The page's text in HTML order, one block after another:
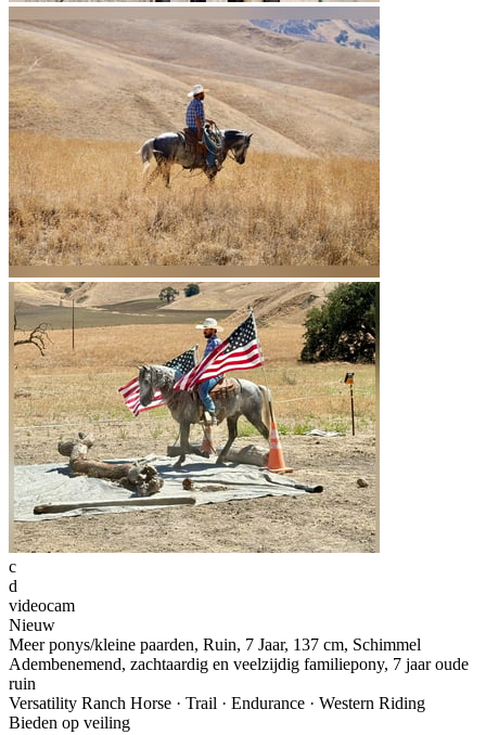
c
d
videocam
Nieuw
Meer ponys/kleine paarden, Ruin, 7 Jaar, 137 cm, Schimmel
Adembenemend, zachtaardig en veelzijdig familiepony, 7 jaar oude
ruin
Versatility Ranch Horse · Trail · Endurance · Western Riding
Bieden op veiling